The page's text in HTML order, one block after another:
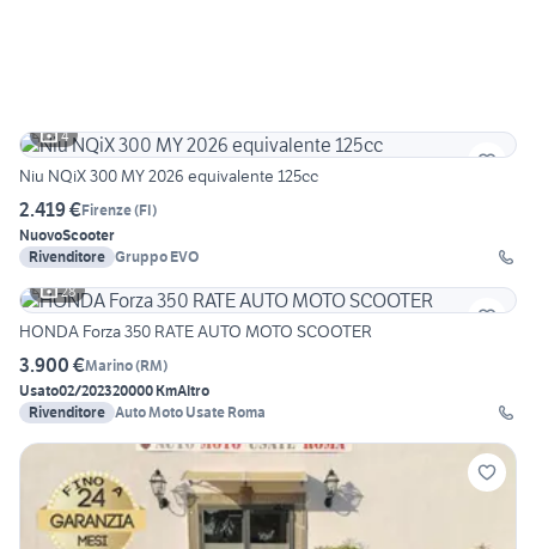
4
Niu NQiX 300 MY 2026 equivalente 125cc
2.419 €Firenze(FI)
NuovoScooter
Rivenditore Gruppo EVO
28
HONDA Forza 350 RATE AUTO MOTO SCOOTER
3.900 €Marino(RM)
Usato02/202320000 KmAltro
Rivenditore Auto Moto Usate Roma